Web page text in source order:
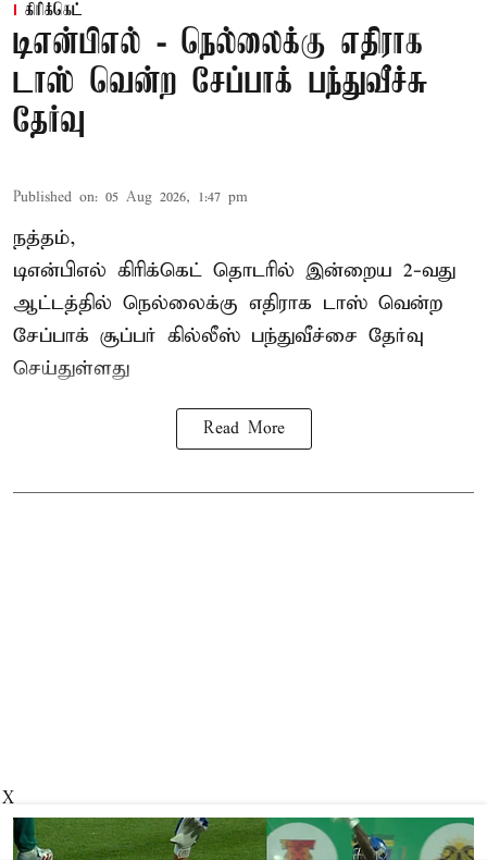
கிரிக்கெட்
டிஎன்பிஎல் - நெல்லைக்கு எதிராக
டாஸ் வென்ற சேப்பாக் பந்துவீச்சு
தேர்வு
Published on: 05 Aug 2026, 1:47 pm
நத்தம்,
டிஎன்பிஎல் கிரிக்கெட் தொடரில் இன்றைய 2-வது
ஆட்டத்தில் நெல்லைக்கு எதிராக டாஸ் வென்ற
சேப்பாக் சூப்பர் கில்லீஸ் பந்துவீச்சை தேர்வு
செய்துள்ளது
Read More
X